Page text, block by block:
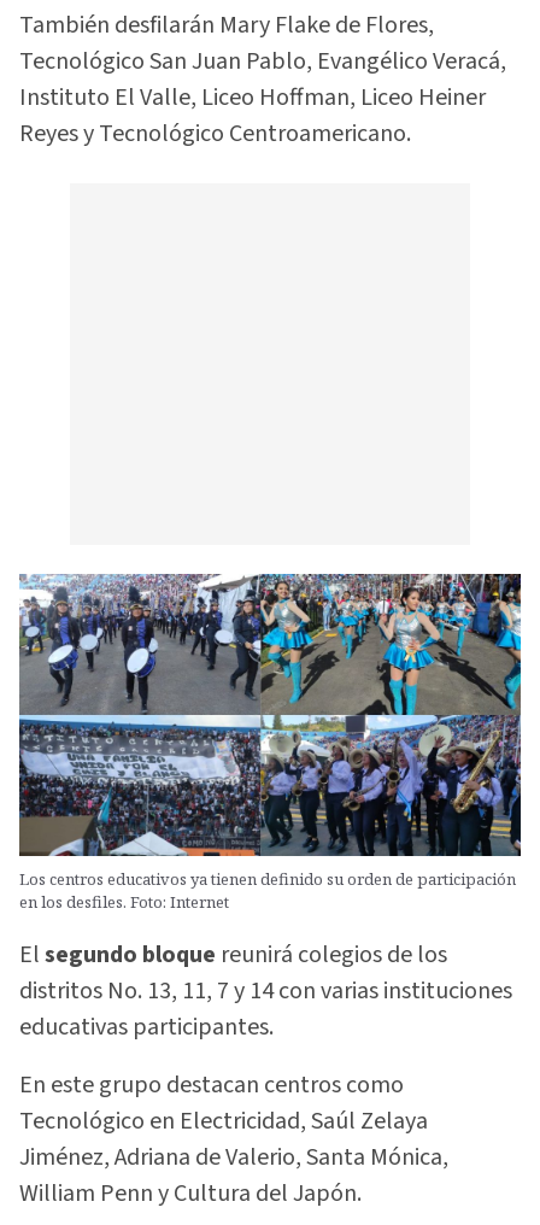
También desfilarán Mary Flake de Flores,
Tecnológico San Juan Pablo, Evangélico Veracá,
Instituto El Valle, Liceo Hoffman, Liceo Heiner
Reyes y Tecnológico Centroamericano.
Los centros educativos ya tienen definido su orden de participación
en los desfiles. Foto: Internet
Elsegundo bloque reunirá colegios de los
distritos No. 13, 11, 7 y 14 con varias instituciones
educativas participantes.
En este grupo destacan centros como
Tecnológico en Electricidad, Saúl Zelaya
Jiménez, Adriana de Valerio, Santa Mónica,
William Penn y Cultura del Japón.